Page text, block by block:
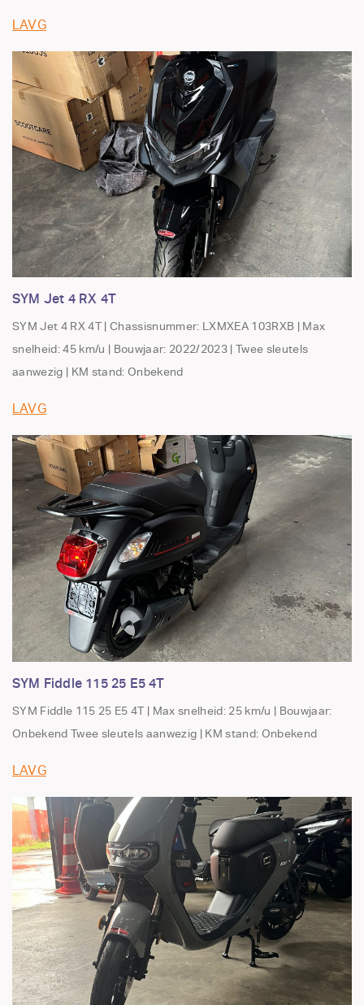
LAVG
SYM Jet 4 RX 4T
SYM Jet 4 RX 4T | Chassisnummer: LXMXEA 103RXB | Max
snelheid: 45 km/u | Bouwjaar: 2022/2023 | Twee sleutels
aanwezig | KM stand: Onbekend
LAVG
SYM Fiddle 115 25 E5 4T
SYM Fiddle 115 25 E5 4T | Max snelheid: 25 km/u | Bouwjaar:
Onbekend Twee sleutels aanwezig | KM stand: Onbekend
LAVG